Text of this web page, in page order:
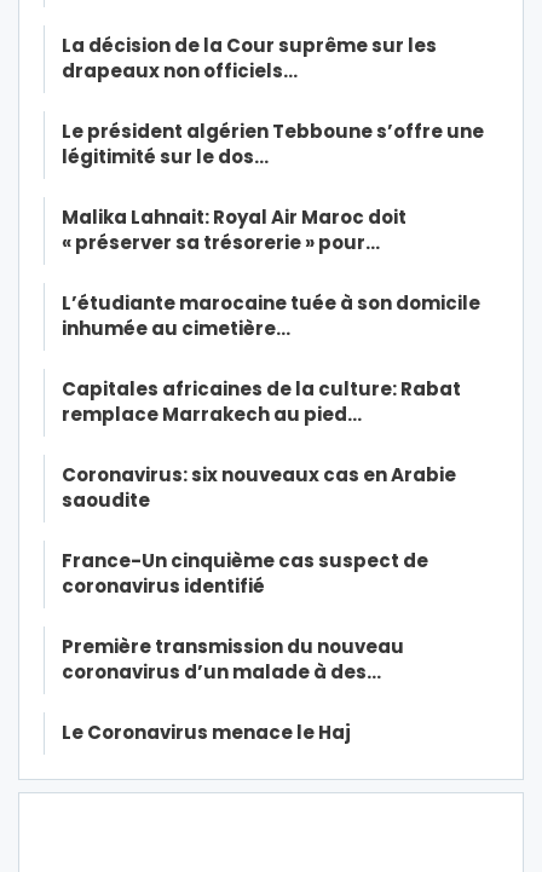
La décision de la Cour suprême sur les
drapeaux non officiels…
Le président algérien Tebboune s’offre une
légitimité sur le dos…
Malika Lahnait: Royal Air Maroc doit
« préserver sa trésorerie » pour…
L’étudiante marocaine tuée à son domicile
inhumée au cimetière…
Capitales africaines de la culture: Rabat
remplace Marrakech au pied…
Coronavirus: six nouveaux cas en Arabie
saoudite
France-Un cinquième cas suspect de
coronavirus identifié
Première transmission du nouveau
coronavirus d’un malade à des…
Le Coronavirus menace le Haj